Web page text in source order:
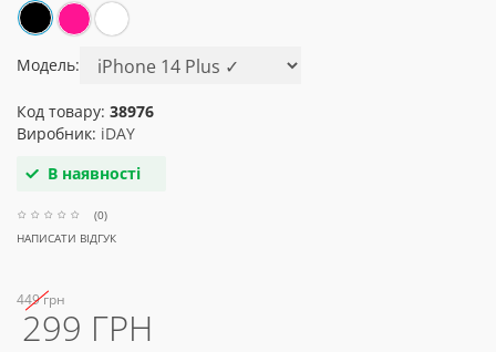
Модель:
Код товару: 38976
Виробник: iDAY
В наявності
(0)
НАПИСАТИ ВІДГУК
449 грн
299 ГРН